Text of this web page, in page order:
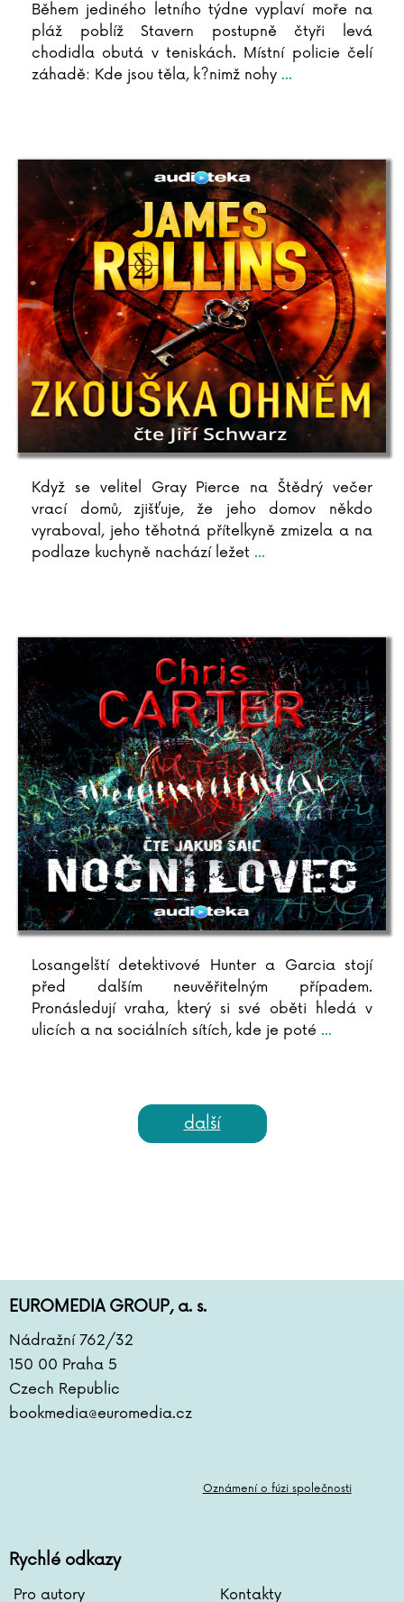
Během jediného letního týdne vyplaví moře na
pláž poblíž Stavern postupně čtyři levá
chodidla obutá v teniskách. Místní policie čelí
záhadě: Kde jsou těla, k?nimž nohy ...
Když se velitel Gray Pierce na Štědrý večer
vrací domů, zjišťuje, že jeho domov někdo
vyraboval, jeho těhotná přítelkyně zmizela a na
podlaze kuchyně nachází ležet ...
Losangelští detektivové Hunter a Garcia stojí
před dalším neuvěřitelným případem.
Pronásledují vraha, který si své oběti hledá v
ulicích a na sociálních sítích, kde je poté ...
další
EUROMEDIA GROUP, a. s.
Nádražní 762/32
150 00 Praha 5
Czech Republic
bookmedia@euromedia.cz
Oznámení o fúzi společnosti
Rychlé odkazy
Pro autory Kontakty